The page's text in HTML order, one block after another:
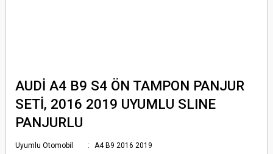
AUDİ A4 B9 S4 ÖN TAMPON PANJUR
SETİ, 2016 2019 UYUMLU SLINE
PANJURLU
Uyumlu Otomobil
A4 B9 2016 2019